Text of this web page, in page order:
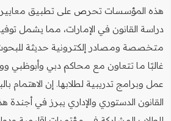
هذه المؤسسات تحرص على تطبيق معايير
دراسة القانون في الإمارات، مما يشمل
متخصصة ومصادر إلكترونية حديثة للبحوث
غالبًا ما تتعاون مع محاكم دبي وأبوظبي
عمل وبرامج تدريبية لطلابها. إن
القانون الدستوري والإداري يبرز في أجندة